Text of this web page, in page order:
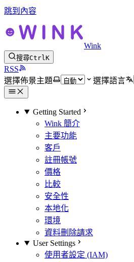
跳到內容
Wink
搜尋CtrlK
RSS
選擇佈景主題
選擇語言
Getting Started
Wink 簡介
主要功能
客戶
註冊帳號
價格
比較
安全性
本地化
環境
資料刪除請求
User Settings
使用者設定 (IAM)